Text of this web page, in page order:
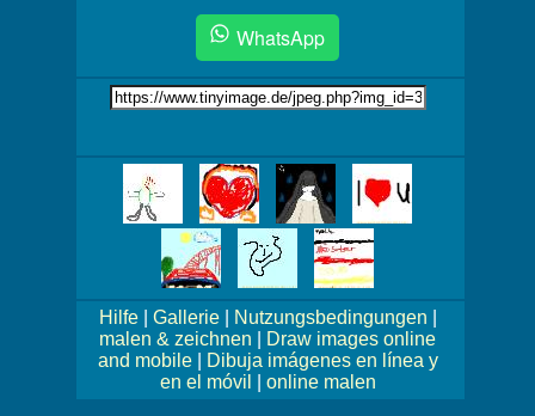
WhatsApp
Link
auf's
Bilder!
Hilfe| Gallerie| Nutzungsbedingungen
malen & zeichnen
Draw images online
and mobile|
Dibuja imágenes en línea y
en el móvil
online malen